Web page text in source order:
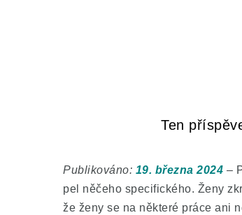
Ten
Publikováno: 19. března 2024 –
pel něčeho specifického. Ženy
že ženy se na některé práce ani